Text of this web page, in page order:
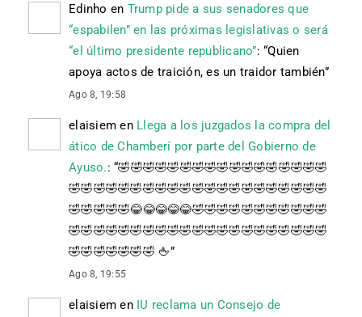
Edinho en Trump pide a sus senadores que
“espabilen” en las próximas legislativas o será
“el último presidente republicano”: “Quien
apoya actos de traición, es un traidor también”
Ago 8, 19:58
elaisiem en Llega a los juzgados la compra del
ático de Chamberí por parte del Gobierno de
Ayuso.: “🤣🤣🤣🤣🤣🤣🤣🤣🤣🤣🤣🤣🤣🤣🤣🤣🤣
🤣🤣🤣🤣🤣🤣🤣🤣🤣🤣🤣🤣🤣🤣🤣🤣🤣🤣🤣🤣🤣
🤣🤣🤣🤣🤣😂😂😂😂😂🤣🤣🤣🤣🤣🤣🤣🤣🤣🤣🤣
🤣🤣🤣🤣🤣🤣🤣🤣🤣🤣🤣🤣🤣🤣🤣🤣🤣🤣🤣🤣🤣
🤣🤣🤣🤣🤣🤣🤣 🖕”
Ago 8, 19:55
elaisiem en IU reclama un Consejo de